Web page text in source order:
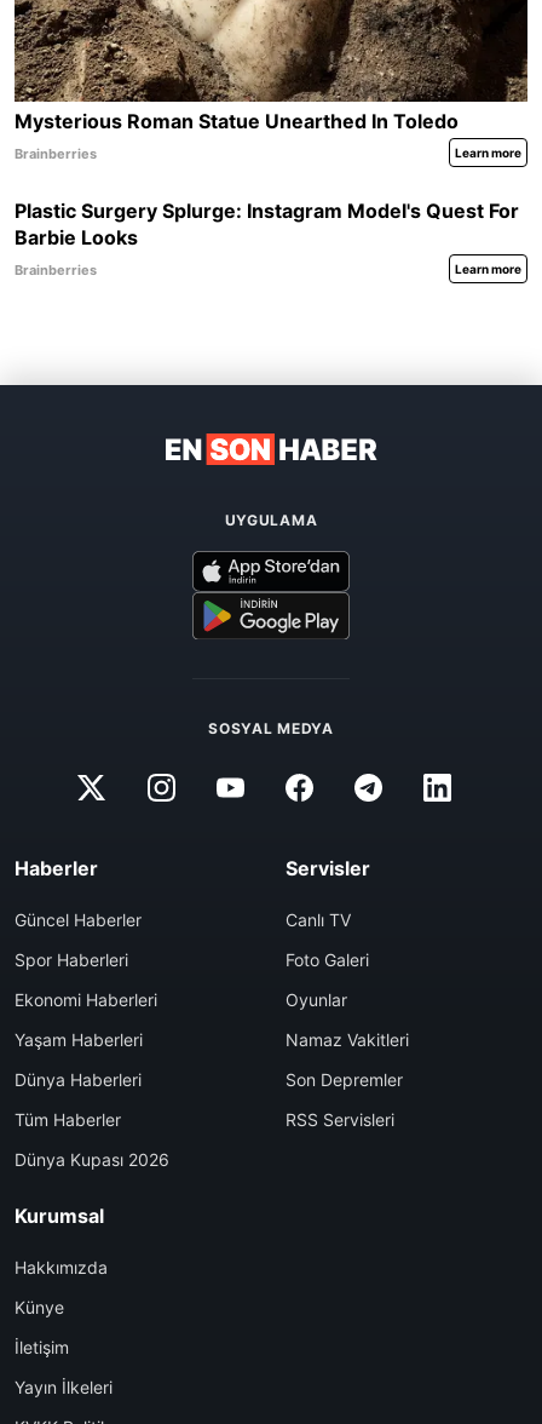
UYGULAMA
SOSYAL MEDYA
Haberler
Güncel Haberler
Spor Haberleri
Ekonomi Haberleri
Yaşam Haberleri
Dünya Haberleri
Tüm Haberler
Dünya Kupası 2026
Servisler
Canlı TV
Foto Galeri
Oyunlar
Namaz Vakitleri
Son Depremler
RSS Servisleri
Kurumsal
Hakkımızda
Künye
İletişim
Yayın İlkeleri